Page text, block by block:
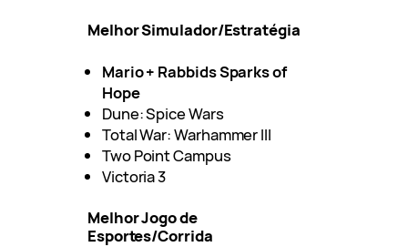
Melhor Simulador/Estratégia
Mario + Rabbids Sparks of
Hope
Dune: Spice Wars
Total War: Warhammer III
Two Point Campus
Victoria 3
Melhor Jogo de
Esportes/Corrida